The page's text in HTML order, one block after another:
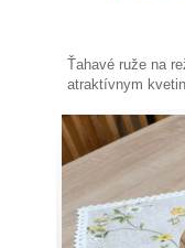
Ťahavé ruže na
atraktívnym